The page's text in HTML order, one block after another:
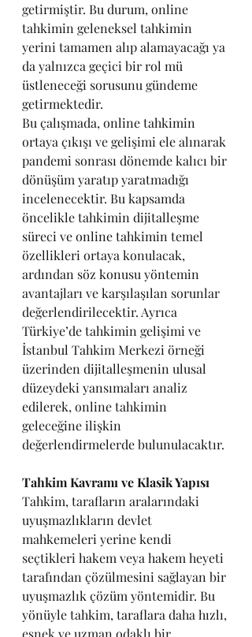
getirmiştir. Bu durum, online
tahkimin geleneksel tahkimin
yerini tamamen alıp alamayacağı ya
da yalnızca geçici bir rol mü
üstleneceği sorusunu gündeme
getirmektedir.
Bu çalışmada, online tahkimin
ortaya çıkışı ve gelişimi ele alınarak
pandemi sonrası dönemde kalıcı bir
dönüşüm yaratıp yaratmadığı
incelenecektir. Bu kapsamda
öncelikle tahkimin dijitalleşme
süreci ve online tahkimin temel
özellikleri ortaya konulacak,
ardından söz konusu yöntemin
avantajları ve karşılaşılan sorunlar
değerlendirilecektir. Ayrıca
Türkiye’de tahkimin gelişimi ve
İstanbul Tahkim Merkezi örneği
üzerinden dijitalleşmenin ulusal
düzeydeki yansımaları analiz
edilerek, online tahkimin
geleceğine ilişkin
değerlendirmelerde bulunulacaktır.
Tahkim Kavramı ve Klasik Yapısı
Tahkim, tarafların aralarındaki
uyuşmazlıkların devlet
mahkemeleri yerine kendi
seçtikleri hakem veya hakem heyeti
tarafından çözülmesini sağlayan bir
uyuşmazlık çözüm yöntemidir. Bu
yönüyle tahkim, taraflara daha hızlı,
esnek ve uzman odaklı bir